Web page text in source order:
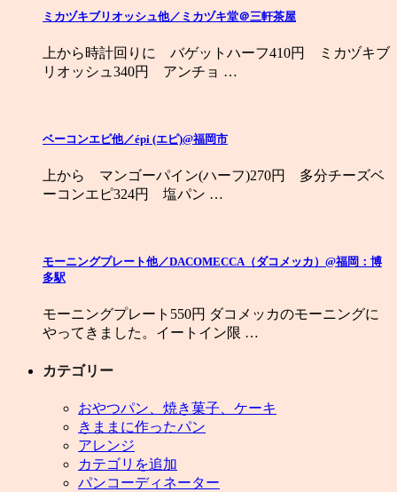
ミカヅキブリオッシュ他／ミカヅキ堂＠三軒茶屋
上から時計回りに バゲットハーフ410円 ミカヅキブ
リオッシュ340円 アンチョ …
ベーコンエピ他／épi (エピ)@福岡市
上から マンゴーパイン(ハーフ)270円 多分チーズベ
ーコンエピ324円 塩パン …
モーニングプレート他／DACOMECCA（ダコメッカ）@福岡：博
多駅
モーニングプレート550円 ダコメッカのモーニングに
やってきました。イートイン限 …
カテゴリー
おやつパン、焼き菓子、ケーキ
きままに作ったパン
アレンジ
カテゴリを追加
パンコーディネーター